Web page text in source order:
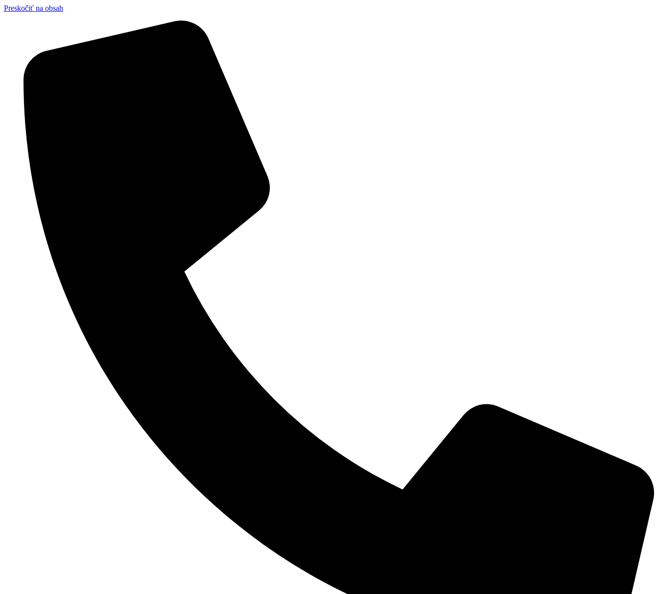
Preskočiť na obsah